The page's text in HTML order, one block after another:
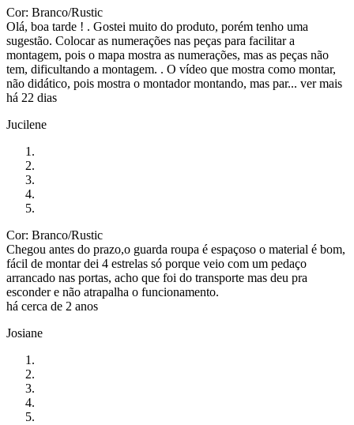
Cor: Branco/Rustic
Olá, boa tarde ! . Gostei muito do produto, porém tenho uma
sugestão. Colocar as numerações nas peças para facilitar a
montagem, pois o mapa mostra as numerações, mas as peças não
tem, dificultando a montagem. . O vídeo que mostra como montar,
não didático, pois mostra o montador montando, mas par... ver mais
há 22 dias
Jucilene
Cor: Branco/Rustic
Chegou antes do prazo,o guarda roupa é espaçoso o material é bom,
fácil de montar dei 4 estrelas só porque veio com um pedaço
arrancado nas portas, acho que foi do transporte mas deu pra
esconder e não atrapalha o funcionamento.
há cerca de 2 anos
Josiane